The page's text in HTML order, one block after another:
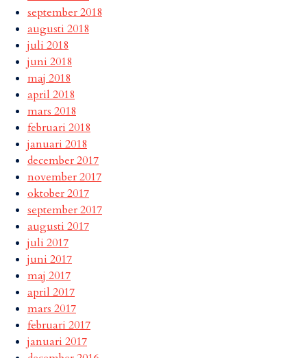
september 2018
augusti 2018
juli 2018
juni 2018
maj 2018
april 2018
mars 2018
februari 2018
januari 2018
december 2017
november 2017
oktober 2017
september 2017
augusti 2017
juli 2017
juni 2017
maj 2017
april 2017
mars 2017
februari 2017
januari 2017